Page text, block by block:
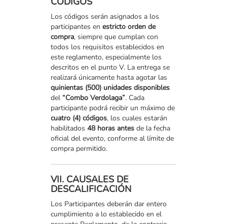
Los códigos serán asignados a los
participantes en estricto orden de
compra, siempre que cumplan con
todos los requisitos establecidos en
este reglamento, especialmente los
descritos en el punto V. La entrega se
realizará únicamente hasta agotar las
quinientas (500) unidades disponibles
del “Combo Verdolaga”. Cada
participante podrá recibir un máximo de
cuatro (4) códigos, los cuales estarán
habilitados 48 horas antes de la fecha
oficial del evento, conforme al límite de
compra permitido.
VII. CAUSALES DE
DESCALIFICACIÓN
Los Participantes deberán dar entero
cumplimiento a lo establecido en el